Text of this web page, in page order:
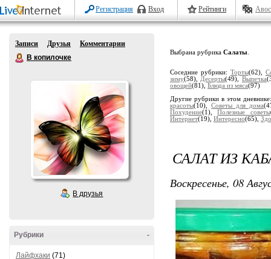
Регистрация Вход Рейтинги
Записи Друзья
Комментарии
В копилочке
В друзья
-
Рубрики
Лайфхаки (71)
Выбрана рубрика Салаты
Соседние рубрики: Торты(62),
зиму(58), Десерты(49), Выпечка
овощей(81), Блюда из мяса(97)
Другие рубрики в этом
красоты(10),Советы для дома
Похудение(1),Полезные советы
Интернет(19), Интересно(65),
САЛАТ ИЗ
Воскресенье, 08